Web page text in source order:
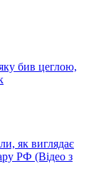
бив цеглою,
як виглядає
РФ (Відео з